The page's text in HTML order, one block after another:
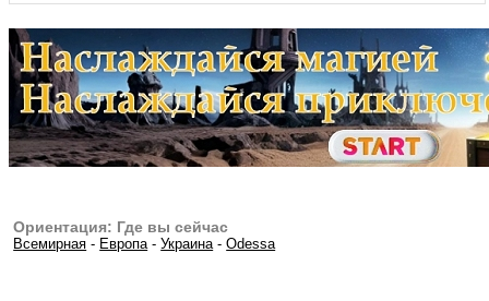
Ориентация: Где вы сейчас
Всемирная - Европа-Украина-Odessa